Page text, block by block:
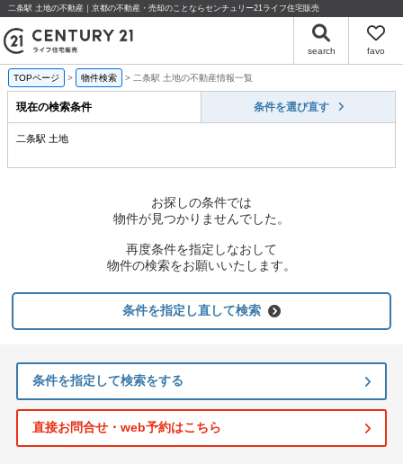
二条駅 土地の不動産｜京都の不動産・売却のことならセンチュリー21ライフ住宅販売
search favo
TOPページ 物件検索 二条駅 土地の不動産情報一覧
現在の検索条件 条件を選び直す
二条駅 土地
お探しの条件では
物件が見つかりませんでした。
再度条件を指定しなおして
物件の検索をお願いいたします。
条件を指定し直して検索
条件を指定して検索をする
直接お問合せ・web予約はこちら